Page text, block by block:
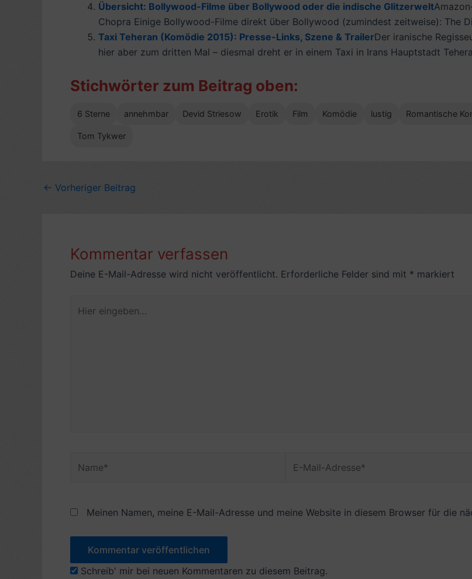
Übersicht: Bollywood-Filme über Bollywood oder die indische Glitzerwelt
Chopra Einige Bollywood-Filme direkt über Bollywood (zumindest zeitweise): The
Taxi Teheran (Komödie 2015): Presse-Links, Szene & TrailerDer iranische
hier aber zum dritten Mal – diesmal dreht er in einem Taxi in Irans Hauptstadt
Stichwörter zum Beitrag oben:
6 Sterne annehmbar Devid Striesow Erotik Film Komödie lustig Romantische
Tom Tykwer
← Vorheriger Beitrag
Kommentar verfassen
Deine E-Mail-Adresse wird nicht veröffentlicht. Erforderliche Felder sind mit * markiert
eingeben…
Mail-
Meinen Namen, meine E-Mail-Adresse und meine Website in diesem Browser für die
Schreib' mir bei neuen Kommentaren zu diesem Beitrag.